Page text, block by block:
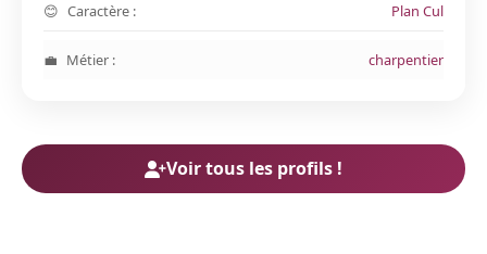
Caractère : Plan Cul
Métier : charpentier
Voir tous les profils !